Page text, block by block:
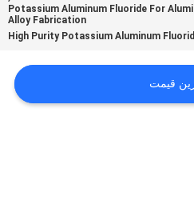
Potassium Aluminum Fluoride For
Alloy Fabrication
High Purity Potassium Aluminum
قیمت